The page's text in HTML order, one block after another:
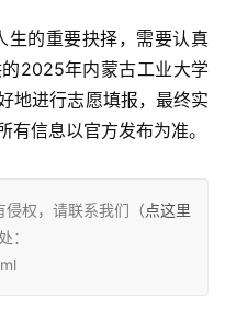
2025年内蒙古工业大学
地进行志愿填报，最终实
信息以官方发布为准。
权，请联系我们（点这里
：